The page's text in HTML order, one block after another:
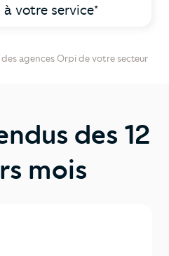
votre service*
des agences Orpi de votre secteur
des 12
mois